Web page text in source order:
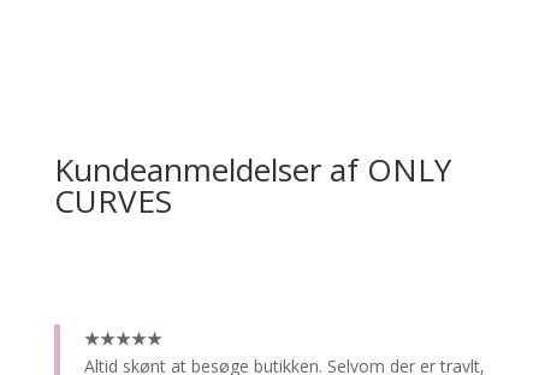
Kundeanmeldelser af ONLY
CURVES
★★★★★
Altid skønt at besøge butikken. Selvom der er travlt,